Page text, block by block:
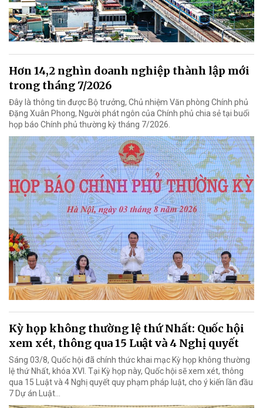
Hơn 14,2 nghìn doanh nghiệp thành lập mới
trong tháng 7/2026
Đây là thông tin được Bộ trưởng, Chủ nhiệm Văn phòng Chính phủ
Đặng Xuân Phong, Người phát ngôn của Chính phủ chia sẻ tại buổi
họp báo Chính phủ thường kỳ tháng 7/2026.
Kỳ họp không thường lệ thứ Nhất: Quốc hội
xem xét, thông qua 15 Luật và 4 Nghị quyết
Sáng 03/8, Quốc hội đã chính thức khai mạc Kỳ họp không thường
lệ thứ Nhất, khóa XVI. Tại Kỳ họp này, Quốc hội sẽ xem xét, thông
qua 15 Luật và 4 Nghị quyết quy phạm pháp luật, cho ý kiến lần đầu
7 Dự án Luật…